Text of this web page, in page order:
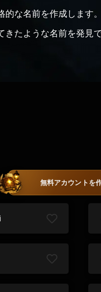
的な名前を作成します
たような名前を発見で
無料アカウントを